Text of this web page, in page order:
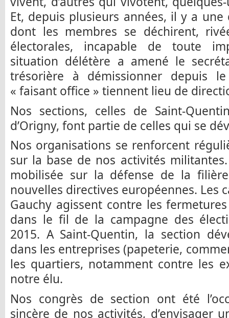
Et, depuis plusieurs années, il y a
dont les membres se déchirent,
électorales, incapable de toute
situation délétère a amené le
trésorière à démissionner depuis
« faisant office » tiennent lieu de
Nos sections, celles de Saint-
d’Origny, font partie de celles qui se
Nos organisations se renforcent
sur la base de nos activités militantes.
mobilisée sur la défense de la
nouvelles directives européennes. Les
Gauchy agissent contre les
dans le fil de la campagne des
2015. A Saint-Quentin, la section
dans les entreprises (papeterie,
les quartiers, notamment contre les
notre élu.
Nos congrès de section ont été
sincère de nos activités, d’envisager